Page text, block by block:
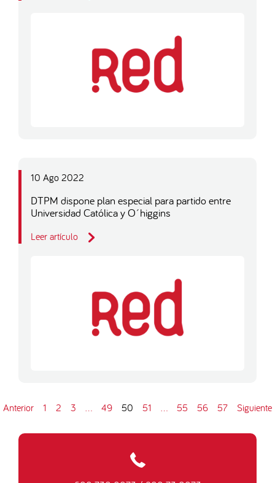
10 Ago 2022
DTPM dispone plan especial para partido entre
Universidad Católica y O´higgins
Leer artículo
Anterior 1 2 3 49 50 51 55 56 57 Siguiente